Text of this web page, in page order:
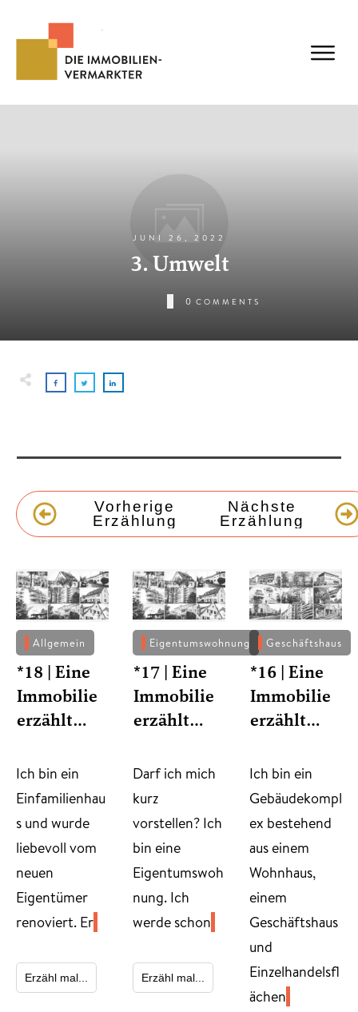
JUNI 26, 2022
3. Umwelt
0 COMMENTS
Vorherige
Erzählung
Nächste
Erzählung
Allgemein
*18 | Eine
Immobilie
erzählt…
​Ich bin ein
Einfamilienhau
s und wurde
liebevoll vom
neuen
Eigentümer
renoviert. Er
Erzähl mal...
Eigentumswohnung
*17 | Eine
Immobilie
erzählt…
Darf ich mich
kurz
vorstellen? Ich
bin eine
Eigentumswoh
nung. Ich
werde schon
Erzähl mal...
Geschäftshaus
*16 | Eine
Immobilie
erzählt…
Ich bin ein
Gebäudekompl
ex bestehend
aus einem
Wohnhaus,
einem
Geschäftshaus
und
Einzelhandelsfl
ächen